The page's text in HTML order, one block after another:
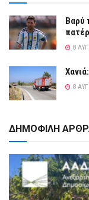
Βαρύ
8
8
ΔΗΜΟΦΙΛΗ